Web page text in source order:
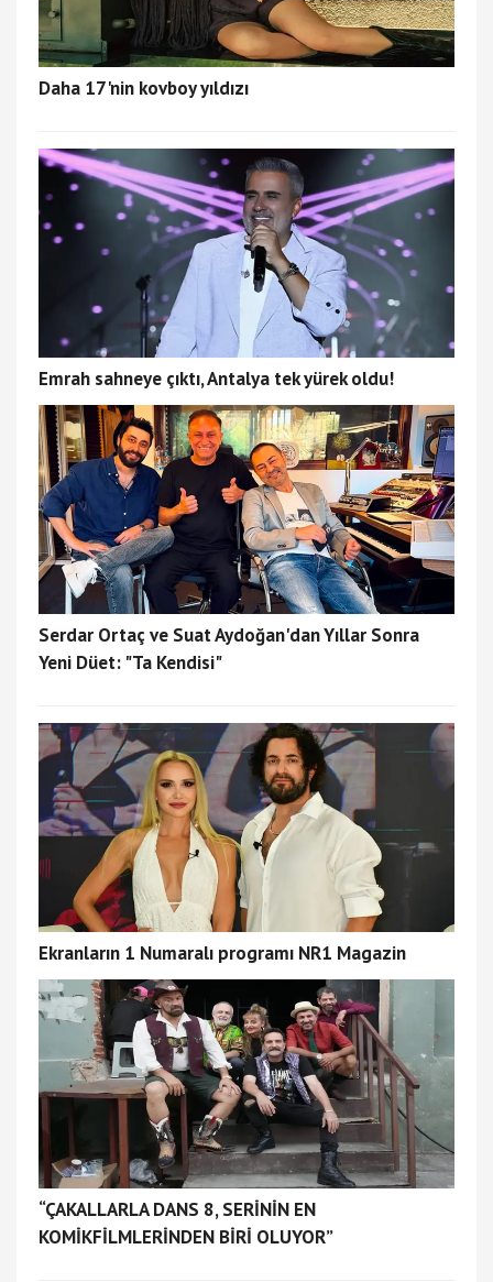
Daha 17'nin kovboy yıldızı
Emrah sahneye çıktı, Antalya tek yürek oldu!
Serdar Ortaç ve Suat Aydoğan'dan Yıllar Sonra
Yeni Düet: "Ta Kendisi"
Ekranların 1 Numaralı programı NR1 Magazin
“ÇAKALLARLA DANS 8, SERİNİN EN
KOMİKFİLMLERİNDEN BİRİ OLUYOR”